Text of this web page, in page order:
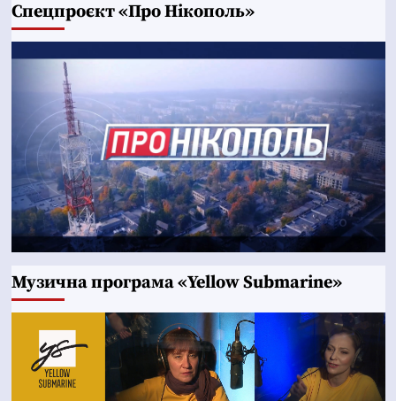
Cпецпроєкт «Про Нікополь»
Музична програма «Yellow Submarine»